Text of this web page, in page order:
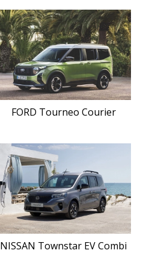
FORD Tourneo Courier
NISSAN Townstar EV Combi